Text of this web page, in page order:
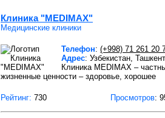
Клиника "MEDIMAX"
Медицинские клиники
Телефон: (+998) 71 261 20
Адрес: Узбекистан,
Клиника MEDIMAX –
жизненные ценности – здоровье, хорошее
Рейтинг: 730 Просмотров: